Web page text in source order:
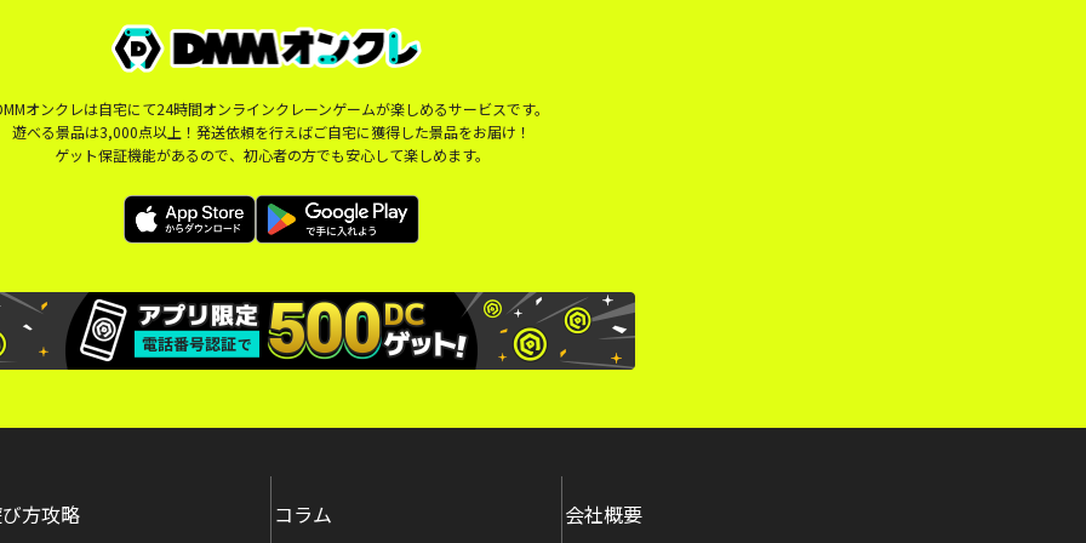
オンクレは自宅にて24時間オンラインクレーンゲームが楽しめるサービスです。
遊べる景品は3,000点以上！発送依頼を行えばご自宅に獲得した景品をお届け！
ゲット保証機能があるので、初心者の方でも安心して楽しめます。
方攻略 コラム 会社概要